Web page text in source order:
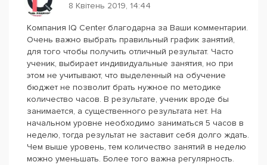
8 Квітень 2019, 14:44
Компания IQ Center благодарна за Ваши комментарии.
Очень важно выбрать правильный график занятий,
для того чтобы получить отличный результат. Часто
ученик, выбирает индивидуальные занятия, но при
этом не учитывают, что выделенный на обучение
бюджет не позволит брать нужное по методике
количество часов. В результате, ученик вроде бы
занимается, а существенного результата нет. На
начальном уровне необходимо заниматься 5 часов в
неделю, тогда результат не заставит себя долго ждать.
Чем выше уровень, тем количество занятий в неделю
можно уменьшать. Более того важна регулярность.